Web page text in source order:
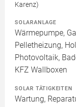
Karenz)
SOLARANLAGE
Wärmepumpe,
Pelletheizung,
Photovoltaik,
KFZ Wallboxen
SOLAR TÄTIGKEITEN
Wartung,